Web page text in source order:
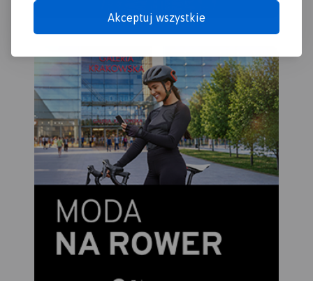
Akceptuj wszystkie
podwozimy do punktu startu
lub do hotelu lub pensjonatu.
pontonowe z Muszyny,
również w połączeniu z
wycieczką rowerową wzdłuż
Popradu.
18 471 27 85 i 507 032 958